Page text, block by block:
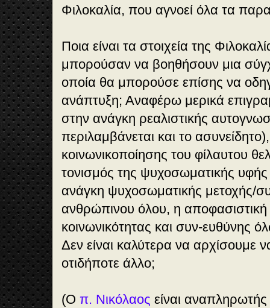
Φιλοκαλία, που αγνοεί όλα τα
Ποια είναι τα στοιχεία της
μπορούσαν να βοηθήσουν μια
οποία θα μπορούσε επίσης να
ανάπτυξη; Αναφέρω μερικά
στην ανάγκη ρεαλιστικής
περιλαμβάνεται και το
κοινωνικοποίησης του φίλαυτου
τονισμός της ψυχοσωματικής
ανάγκη ψυχοσωματικής μετοχής/
ανθρώπινου όλου, η
κοινωνικότητας και συν-ευθύνης
Δεν είναι καλύτερα να αρχίσουμε
οτιδήποτε άλλο;
(Ο π. Νικόλαος είναι